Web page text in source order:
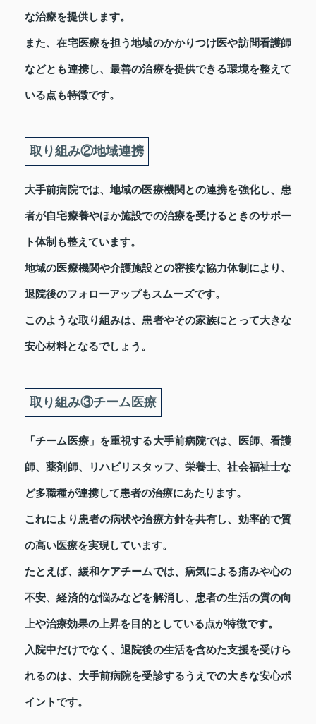
な治療を提供します。
また、在宅医療を担う地域のかかりつけ医や訪問看護師
などとも連携し、最善の治療を提供できる環境を整えて
いる点も特徴です。
取り組み②地域連携
大手前病院では、地域の医療機関との連携を強化し、患
者が自宅療養やほか施設での治療を受けるときのサポー
ト体制も整えています。
地域の医療機関や介護施設との密接な協力体制により、
退院後のフォローアップもスムーズです。
このような取り組みは、患者やその家族にとって大きな
安心材料となるでしょう。
取り組み③チーム医療
「チーム医療」を重視する大手前病院では、医師、看護
師、薬剤師、リハビリスタッフ、栄養士、社会福祉士な
ど多職種が連携して患者の治療にあたります。
これにより患者の病状や治療方針を共有し、効率的で質
の高い医療を実現しています。
たとえば、緩和ケアチームでは、病気による痛みや心の
不安、経済的な悩みなどを解消し、患者の生活の質の向
上や治療効果の上昇を目的としている点が特徴です。
入院中だけでなく、退院後の生活を含めた支援を受けら
れるのは、大手前病院を受診するうえでの大きな安心ポ
イントです。